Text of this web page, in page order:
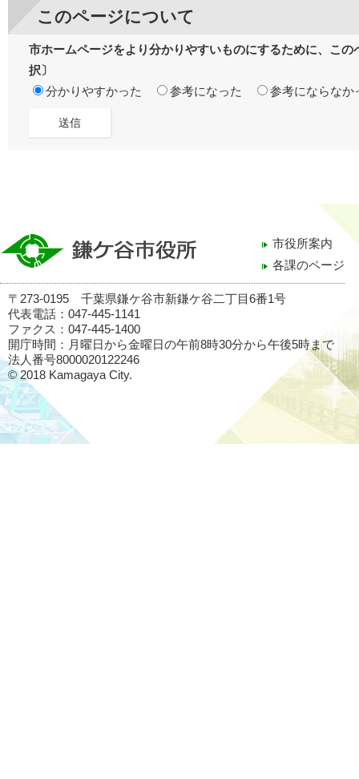
このページについて
市ホームページをより分かりやすいものにするために、こ
択〕
分かりやすかった
参考になった 参考にならなか
市役所案内
各課のページ
〒273-0195 千葉県鎌ケ谷市新鎌ケ谷二丁目6番1号
代表電話：047-445-1141
ファクス：047-445-1400
開庁時間：月曜日から金曜日の午前8時30分から午後5時まで
法人番号8000020122246
© 2018 Kamagaya City.